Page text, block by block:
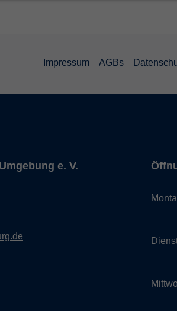
Impressum AGBs
e. V.